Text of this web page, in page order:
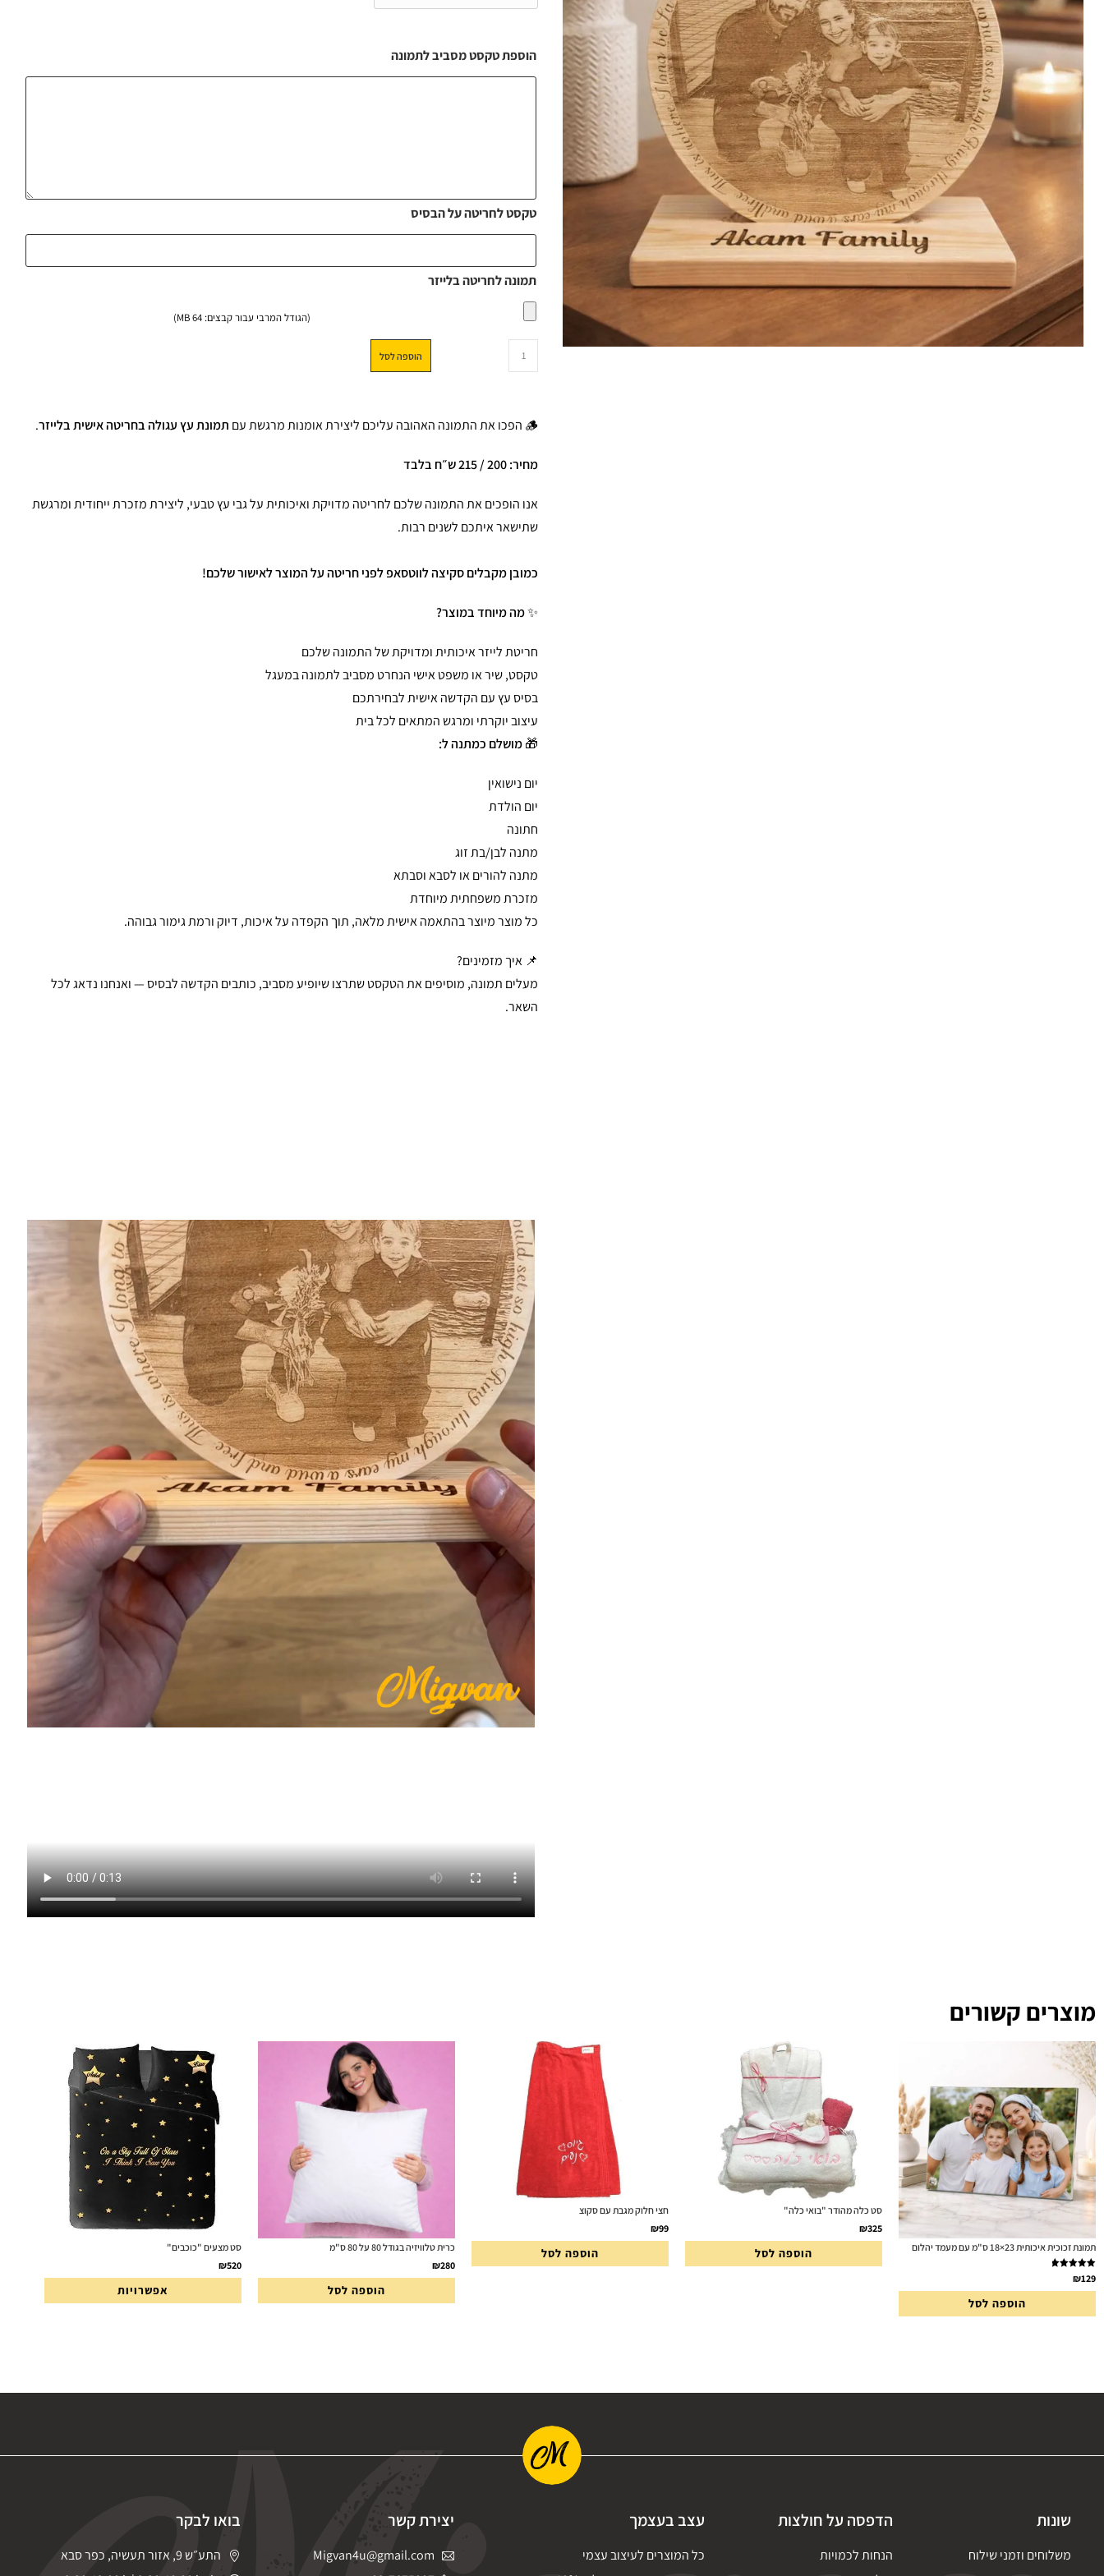
הוספת טקסט מסביב לתמונה
טקסט לחריטה על הבסיס
תמונה לחריטה בלייזר
(הגודל המרבי עבור קבצים: 64 MB)
הוספה לסל
🪵 הפכו את התמונה האהובה עליכם ליצירת אומנות מרגשת עם תמונת עץ עגולה בחריטה אישית בלייזר.
מחיר: 200 / 215 ש״ח בלבד
אנו הופכים את התמונה שלכם לחריטה מדויקת ואיכותית על גבי עץ טבעי, ליצירת מזכרת ייחודית ומרגשת
שתישאר איתכם לשנים רבות.
כמובן מקבלים סקיצה לווטסאפ לפני חריטה על המוצר לאישור שלכם!
✨מה מיוחד במוצר?
חריטת לייזר איכותית ומדויקת של התמונה שלכם
טקסט, שיר או משפט אישי הנחרט מסביב לתמונה במעגל
בסיס עץ עם הקדשה אישית לבחירתכם
עיצוב יוקרתי ומרגש המתאים לכל בית
🎁מושלם כמתנה ל:
יום נישואין
יום הולדת
חתונה
מתנה לבן/בת זוג
מתנה להורים או לסבא וסבתא
מזכרת משפחתית מיוחדת
כל מוצר מיוצר בהתאמה אישית מלאה, תוך הקפדה על איכות, דיוק ורמת גימור גבוהה.
📌 איך מזמינים?
מעלים תמונה, מוסיפים את הטקסט שתרצו שיופיע מסביב, כותבים הקדשה לבסיס — ואנחנו נדאג לכל
השאר.
מוצרים קשורים
תמונת זכוכית איכותית 23×18 ס"מ עם מעמד יהלום
דורג5.00
₪129
הוספה לסל
סט כלה מהודר "בואי כלה"
₪325
הוספה לסל
חצי חלוק מגבת עם סקוצ
₪99
הוספה לסל
כרית טלוויזיה בגודל 80 על 80 ס"מ
₪280
הוספה לסל
סט מצעים "כוכבים"
₪520
אפשרויות
שונות
משלוחים וזמני שילוח
הדפסה על חולצות
הנחות לכמויות
עצב בעצמך
כל המוצרים לעיצוב עצמי
יצירת קשר
Migvan4u@gmail.com
בואו לבקר
התע״ש 9, אזור תעשיה, כפר סבא